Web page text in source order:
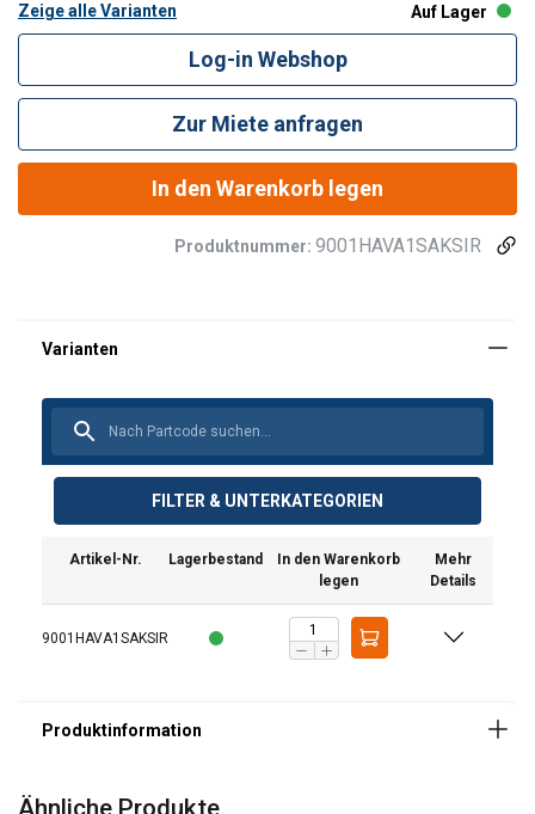
Zeige alle Varianten Auf Lager
Log-in Webshop
Zur Miete anfragen
In den Warenkorb legen
Produktnummer: 9001HAVA1SAKSIR
FILTER & UNTERKATEGORIEN
Artikel-Nr. Lagerbestand
In den Warenkorb
legen
Mehr
Details
9001HAVA1SAKSIR
Ausführung:
Material:
Ähnliche Produkte